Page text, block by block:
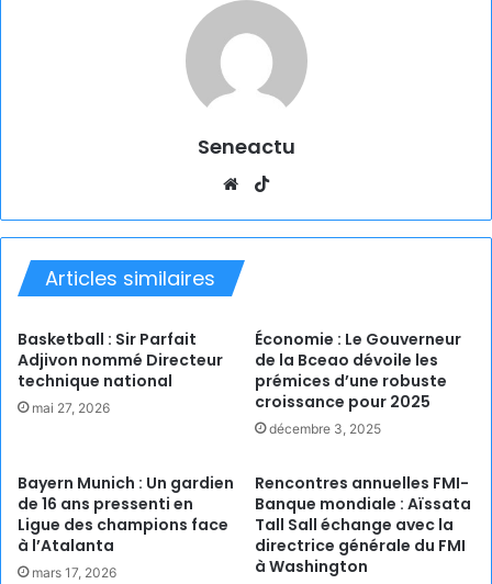
Seneactu
Website
Articles similaires
Basketball : Sir Parfait
Adjivon nommé Directeur
technique national
mai 27, 2026
Économie : Le Gouverneur
de la Bceao dévoile les
prémices d’une robuste
croissance pour 2025
décembre 3, 2025
Bayern Munich : Un gardien
de 16 ans pressenti en
Ligue des champions face
à l’Atalanta
mars 17, 2026
Rencontres annuelles FMI-
Banque mondiale : Aïssata
Tall Sall échange avec la
directrice générale du FMI
à Washington